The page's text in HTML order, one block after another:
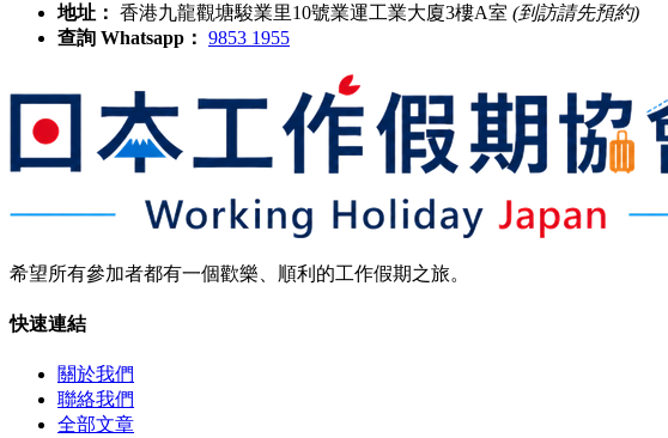
地址： 香港九龍觀塘駿業里10號業運工業大廈3樓A室 (到訪請先預約)
查詢 Whatsapp： 9853 1955
希望所有參加者都有一個歡樂、順利的工作假期之旅。
快速連結
關於我們
聯絡我們
全部文章